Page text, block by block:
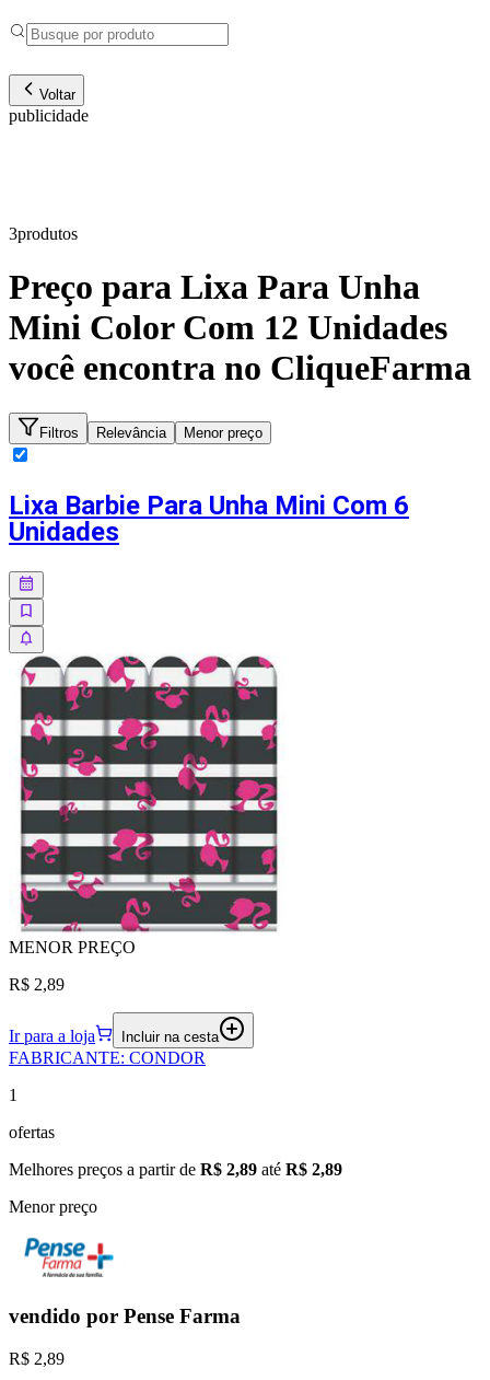
Voltar
publicidade
3produtos
Preço para Lixa Para Unha
Mini Color Com 12 Unidades
você encontra no CliqueFarma
Filtros Relevância Menor preço
Lixa Barbie Para Unha Mini Com 6
Unidades
MENOR PREÇO
R$ 2,89
Ir para a loja Incluir na cesta
FABRICANTE: CONDOR
1
ofertas
Melhores preços a partir de R$ 2,89 até R$ 2,89
Menor preço
vendido por Pense Farma
R$ 2,89